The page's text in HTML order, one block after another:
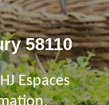
58110
Espaces